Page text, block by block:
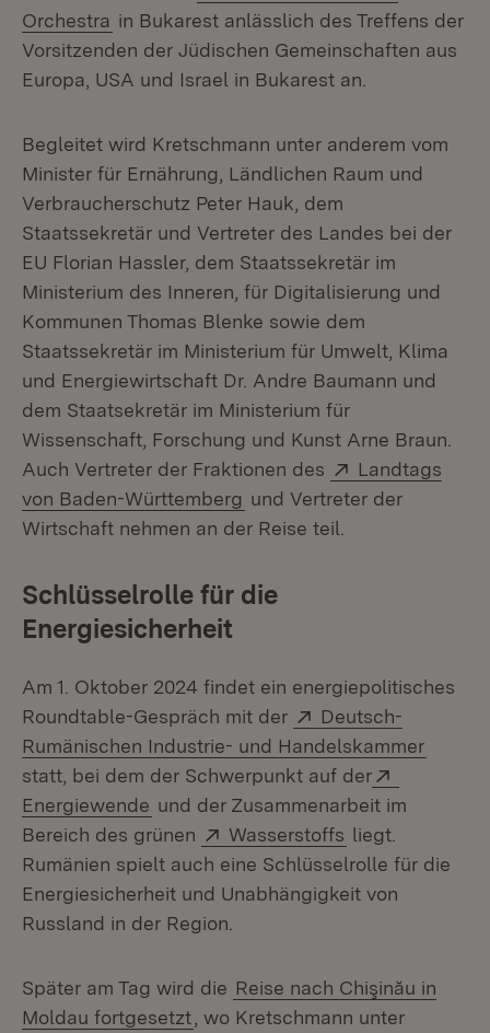
Orchestra (Öffnet in neuem Fenster)
in Bukarest anlässlich des Treffens der
Vorsitzenden der Jüdischen Gemeinschaften aus
Europa, USA und Israel in Bukarest an.
Begleitet wird Kretschmann unter anderem vom
Minister für Ernährung, Ländlichen Raum und
Verbraucherschutz Peter Hauk, dem
Staatssekretär und Vertreter des Landes bei der
EU Florian Hassler, dem Staatssekretär im
Ministerium des Inneren, für Digitalisierung und
Kommunen Thomas Blenke sowie dem
Staatssekretär im Ministerium für Umwelt, Klima
und Energiewirtschaft Dr. Andre Baumann und
dem Staatsekretär im Ministerium für
Wissenschaft, Forschung und Kunst Arne Braun.
Auch Vertreter der Fraktionen des
Extern:
Landtags
von Baden-Württemberg (Öffnet in neuem Fenster)
und Vertreter der
Wirtschaft nehmen an der Reise teil.
Schlüsselrolle für die
Energiesicherheit
Am 1. Oktober 2024 findet ein energiepolitisches
Roundtable-Gespräch mit der
Extern:
Deutsch-
Rumänischen Industrie- und Handelskammer
statt, bei dem der Schwerpunkt auf der
Energiewende (Öffnet in neuem Fenster)
und der Zusammenarbeit im
Bereich des grünen
Extern:
Wasserstoffs (Öffnet in
liegt.
Rumänien spielt auch eine Schlüsselrolle für die
Energiesicherheit und Unabhängigkeit von
Russland in der Region.
Später am Tag wird die Reise nach Chişinău in
Moldau fortgesetzt , wo Kretschmann unter